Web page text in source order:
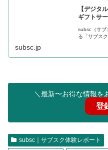
【デジタ
ギフトサ
subsc（サブ
る「サブス
subsc.jp
＼最新〜お得な情報を
登
subsc｜サブスク体験レポート